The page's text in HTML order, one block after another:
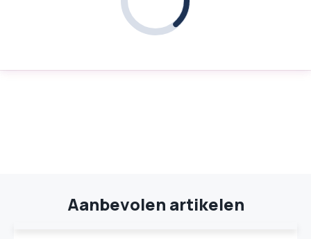
Aanbevolen artikelen